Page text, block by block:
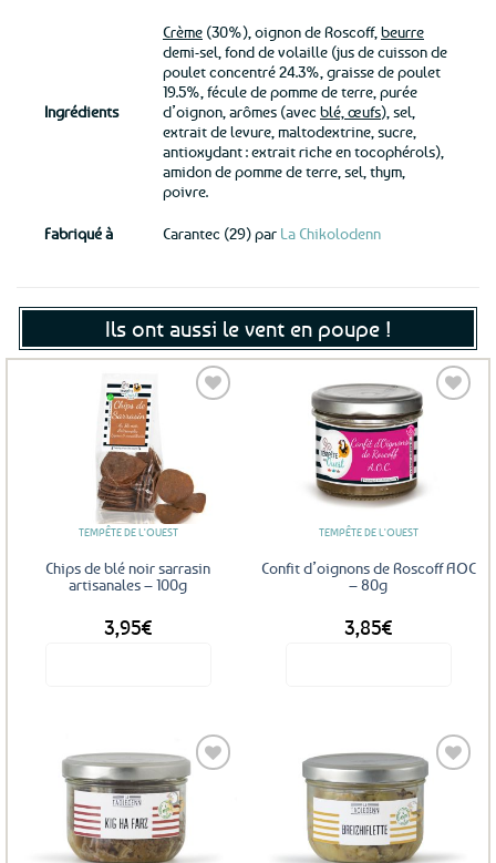
Ingrédients
Crème (30%), oignon de Roscoff, beurre
demi-sel, fond de volaille (jus de cuisson de
poulet concentré 24.3%, graisse de poulet
19.5%, fécule de pomme de terre, purée
d’oignon, arômes (avec blé, œufs), sel,
extrait de levure, maltodextrine, sucre,
antioxydant : extrait riche en tocophérols),
amidon de pomme de terre, sel, thym,
poivre.
Fabriqué à Carantec (29) par La Chikolodenn
Ils ont aussi le vent en poupe !
favoris
TEMPÊTE DE L'OUEST
Chips de blé noir sarrasin
artisanales – 100g
3,95€
TEMPÊTE DE L'OUEST
Confit d’oignons de Roscoff AOC
– 80g
3,85€
favoris